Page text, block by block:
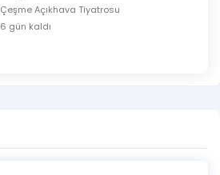
Çeşme Açıkhava Tiyatrosu
6 gün kaldı